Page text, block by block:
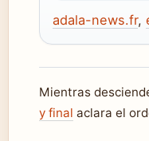
adala-news.fr,
Mientras
y final aclara el